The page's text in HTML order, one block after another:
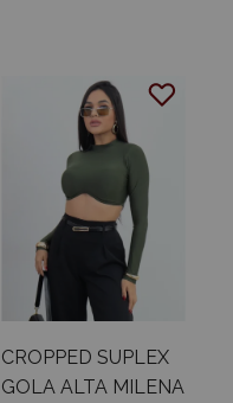
CROPPED SUPLEX
GOLA ALTA MILENA